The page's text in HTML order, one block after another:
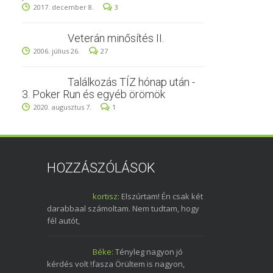
2017. december 8. 3
Veterán minősítés II.
2006. július 26. 27
Találkozás TÍZ hónap után -
3. Poker Run és egyéb örömök
2020. augusztus 7. 1
HOZZÁSZÓLÁSOK
kortisz: Elszúrtam! Én csak két
darabbaal számoltam. Nem tudtam, hogy
fél autót,
Béke: Tényleg nagyon jó
kérdés volt !fasza Örültem is nagyon,